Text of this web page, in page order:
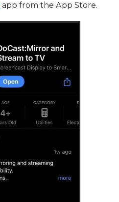
app from the App Store.